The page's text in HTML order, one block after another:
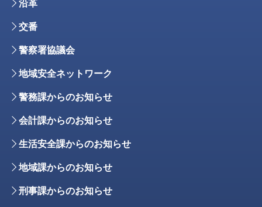
沿革
交番
警察署協議会
地域安全ネットワーク
警務課からのお知らせ
会計課からのお知らせ
生活安全課からのお知らせ
地域課からのお知らせ
刑事課からのお知らせ